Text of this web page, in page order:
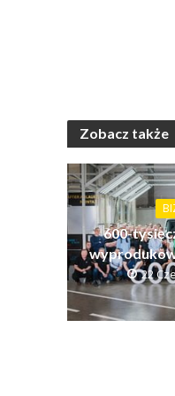
Zobacz także
600-
22